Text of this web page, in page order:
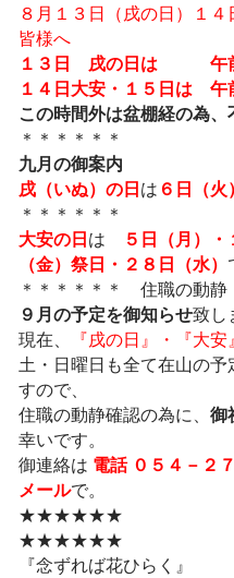
８月１３日（戌の日）１
皆様へ
１３日 戌の日は 午前
１４日大安・１５日は
この時間外は盆棚経の為、
＊＊＊＊＊＊
九月の御案内
戌（いぬ）の日 は ６日（
＊＊＊＊＊＊
大安の日 は
５日（月）
（金）祭日・２８日（水）
＊＊＊＊＊＊ 住職の動
９月の予定を御知らせ致し
現在、
『戌の日』・『大
土・日曜日も全て在山の
すので、
住職の動静確認の為に、 御
幸いです。
御連絡は 電話 ０５４－２
メールで。
★★★★★★
★★★★★★
『念ずれば花ひらく』